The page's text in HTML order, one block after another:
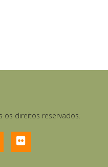
direitos reservados.